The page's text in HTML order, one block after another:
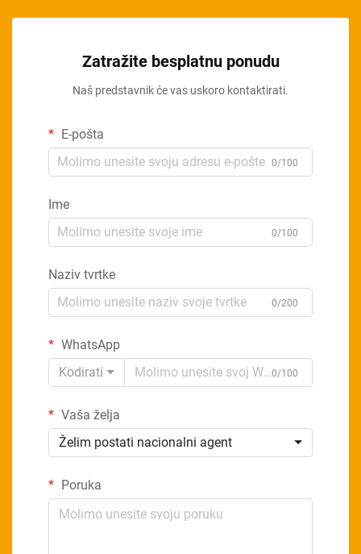
Zatražite besplatnu ponudu
Naš predstavnik će vas uskoro kontaktirati.
E-pošta
0/100
Ime
0/100
Naziv tvrtke
0/200
WhatsApp
Kodirati
0/100
Vaša želja
Želim postati nacionalni agent
Poruka